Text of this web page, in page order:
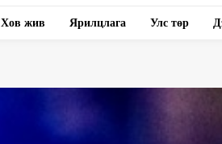
Хов жив Ярилцлага Улс төр